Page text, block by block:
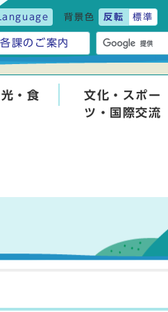
Language 背景色 反転 標準
各課のご案内
・食
文化・スポー
ツ・国際交流